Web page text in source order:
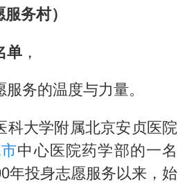
务村）
单，
务的温度与力量。
科大学附属北京安贞医院
中心医院药学部的一名
年投身志愿服务以来，始